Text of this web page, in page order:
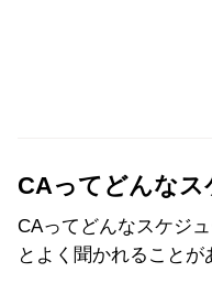
CAってどんなス
CAってどんなスケジ
とよく聞かれることが